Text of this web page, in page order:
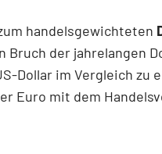
handelsgewichteten
Bruch der jahrelangen
Dollar im Vergleich zu
Euro mit dem